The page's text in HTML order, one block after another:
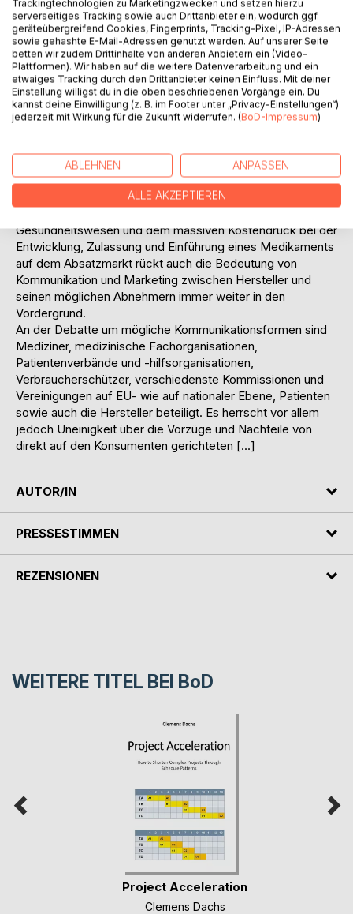
Risiko bei der pharmazeutischen Forschung und
Entwicklung zu kompensieren. Zudem besteht
insbesondere in den USA ein riesiges Verlustpotenzial
durch Medikamente, die sich nachträglich tatsächlich oder
sogar nur angeblich als gesundheitsschädigend erweisen.
Schadensersatzklagen in Milliardenhöhe, wie einer der
jüngeren Fälle mit Lipobay von Bayer zeigt, sind nichts
das Gesundheitswesen und den Markt für ethische
(verschreibungspflichtige) Medikamente als in den USA
bilden auf dem europäischen Markt ein zusätzliches Risiko.
Gesundheitswesen und dem massiven Kostendruck bei der
Entwicklung, Zulassung und Einführung eines Medikaments
auf dem Absatzmarkt rückt auch die Bedeutung von
Kommunikation und Marketing zwischen Hersteller und
seinen möglichen Abnehmern immer weiter in den
Vordergrund.
An der Debatte um mögliche Kommunikationsformen sind
Mediziner, medizinische Fachorganisationen,
Patientenverbände und -hilfsorganisationen,
Verbraucherschützer, verschiedenste Kommissionen und
Vereinigungen auf EU- wie auf nationaler Ebene, Patienten
sowie auch die Hersteller beteiligt. Es herrscht vor allem
jedoch Uneinigkeit über die Vorzüge und Nachteile von
direkt auf den Konsumenten gerichteten […]
AUTOR/IN
PRESSESTIMMEN
REZENSIONEN
WEITERE TITEL BEI BoD
Project Acceleration
Clemens Dachs
Trackingtechnologien zu Marketingzwecken und setzen hierzu
serverseitiges Tracking sowie auch Drittanbieter ein, wodurch ggf.
geräteübergreifend Cookies, Fingerprints, Tracking-Pixel, IP-Adressen
sowie gehashte E-Mail-Adressen genutzt werden. Auf unserer Seite
betten wir zudem Drittinhalte von anderen Anbietern ein (Video-
Plattformen). Wir haben auf die weitere Datenverarbeitung und ein
etwaiges Tracking durch den Drittanbieter keinen Einfluss. Mit deiner
Einstellung willigst du in die oben beschriebenen Vorgänge ein. Du
kannst deine Einwilligung (z. B. im Footer unter „Privacy-Einstellungen“)
jederzeit mit Wirkung für die Zukunft widerrufen. (BoD-Impressum)
ABLEHNEN ANPASSEN
ALLE AKZEPTIEREN